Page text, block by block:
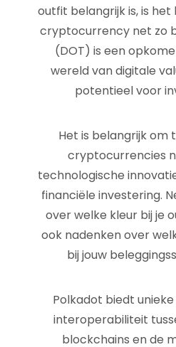
outfit belangrijk is, is het
cryptocurrency net zo
(DOT) is een
wereld van digitale
potentieel voor
Het is belangrijk om
cryptocurrencies
technologische
financiële investering.
over welke kleur bij je
ook nadenken over
bij jouw
Polkadot biedt
interoperabiliteit
blockchains en de